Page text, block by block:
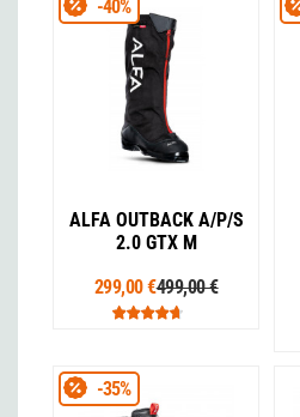
ALFA OUTBACK A/P/S
2.0 GTX M
299,00 €499,00 €
-40%
-35%